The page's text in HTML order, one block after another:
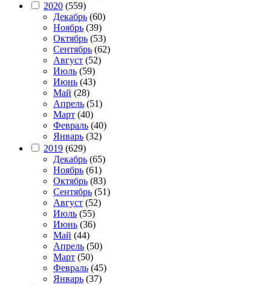
2020 (559)
Декабрь (60)
Ноябрь (39)
Октябрь (53)
Сентябрь (62)
Август (52)
Июль (59)
Июнь (43)
Май (28)
Апрель (51)
Март (40)
Февраль (40)
Январь (32)
2019 (629)
Декабрь (65)
Ноябрь (61)
Октябрь (83)
Сентябрь (51)
Август (52)
Июль (55)
Июнь (36)
Май (44)
Апрель (50)
Март (50)
Февраль (45)
Январь (37)